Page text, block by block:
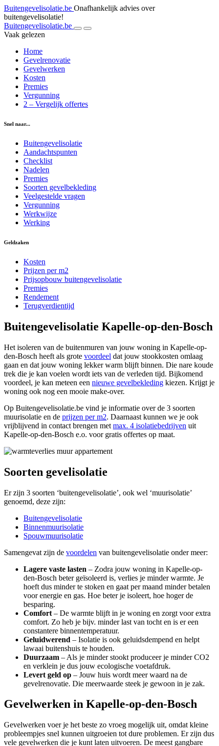
Buitengevelisolatie.be Onafhankelijk advies over
buitengevelisolatie!
Buitengevelisolatie.be
Vaak gelezen
Home
Gevelrenovatie
Gevelwerken
Kosten
Premies
Vergunning
2 – Vergelijk offertes
Snel naar...
Buitengevelisolatie
Aandachtspunten
Checklist
Nadelen
Premies
Soorten gevelbekleding
Veelgestelde vragen
Vergunning
Werkwijze
Werking
Geldzaken
Kosten
Prijzen per m2
Prijsopbouw buitengevelisolatie
Premies
Rendement
Terugverdientijd
Buitengevelisolatie Kapelle-op-den-Bosch
Het isoleren van de buitenmuren van jouw woning in Kapelle-op-
den-Bosch heeft als grote voordeel dat jouw stookkosten omlaag
gaan en dat jouw woning lekker warm blijft binnen. Die nare koude
trek die je kan voelen wordt iets van de verleden tijd. Bijkomend
voordeel, je kan meteen een nieuwe gevelbekleding kiezen. Krijgt je
woning ook nog een mooie make-over.
Op Buitengevelisolatie.be vind je informatie over de 3 soorten
muurisolatie en de prijzen per m2. Daarnaast kunnen we je ook
vrijblijvend in contact brengen met max. 4 isolatiebedrijven uit
Kapelle-op-den-Bosch e.o. voor gratis offertes op maat.
Soorten gevelisolatie
Er zijn 3 soorten ‘buitengevelisolatie’, ook wel ‘muurisolatie’
genoemd, deze zijn:
Buitengevelisolatie
Binnenmuurisolatie
Spouwmuurisolatie
Samengevat zijn de voordelen van buitengevelisolatie onder meer:
Lagere vaste lasten – Zodra jouw woning in Kapelle-op-
den-Bosch beter geïsoleerd is, verlies je minder warmte. Je
hoeft dus minder te stoken en gaat per maand minder betalen
voor energie en gas. Hoe beter je isoleert, hoe hoger de
besparing.
Comfort – De warmte blijft in je woning en zorgt voor extra
comfort. Zo heb je bijv. minder last van tocht en is er een
constantere binnentemperatuur.
Geluidwerend – Isolatie is ook geluidsdempend en helpt
lawaai buitenshuis te houden.
Duurzaam – Als je minder stookt produceer je minder CO2
en verklein je dus jouw ecologische voetafdruk.
Levert geld op – Jouw huis wordt meer waard na de
gevelrenovatie. Die meerwaarde steek je gewoon in je zak.
Gevelwerken in Kapelle-op-den-Bosch
Gevelwerken voer je het beste zo vroeg mogelijk uit, omdat kleine
probleempjes snel kunnen uitgroeien tot dure problemen. Er zijn dus
vele gevelwerken die je kunt laten uitvoeren. De meest gangbare